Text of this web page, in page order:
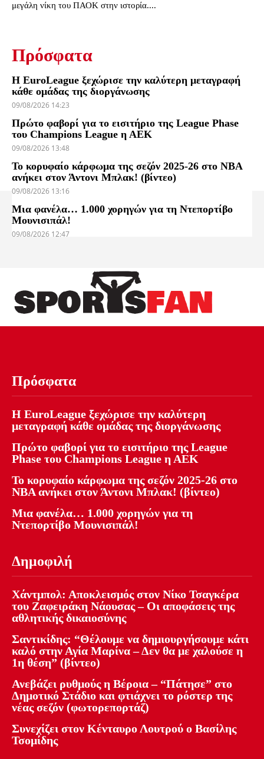
μεγάλη νίκη του ΠΑΟΚ στην ιστορία....
Πρόσφατα
Η EuroLeague ξεχώρισε την καλύτερη μεταγραφή
κάθε ομάδας της διοργάνωσης
09/08/2026 14:23
Πρώτο φαβορί για το εισιτήριο της League Phase
του Champions League η ΑΕΚ
09/08/2026 13:48
Το κορυφαίο κάρφωμα της σεζόν 2025-26 στο NBA
ανήκει στον Άντονι Μπλακ! (βίντεο)
09/08/2026 13:16
Μια φανέλα… 1.000 χορηγών για τη Ντεπορτίβο
Μουνισιπάλ!
09/08/2026 12:47
Πρόσφατα
Η EuroLeague ξεχώρισε την καλύτερη
μεταγραφή κάθε ομάδας της διοργάνωσης
Πρώτο φαβορί για το εισιτήριο της League
Phase του Champions League η ΑΕΚ
Το κορυφαίο κάρφωμα της σεζόν 2025-26 στο
NBA ανήκει στον Άντονι Μπλακ! (βίντεο)
Μια φανέλα… 1.000 χορηγών για τη
Ντεπορτίβο Μουνισιπάλ!
Δημοφιλή
Χάντμπολ: Αποκλεισμός στον Νίκο Τσαγκέρα
του Ζαφειράκη Νάουσας – Οι αποφάσεις της
αθλητικής δικαιοσύνης
Σαντικίδης: “Θέλουμε να δημιουργήσουμε κάτι
καλό στην Αγία Μαρίνα – Δεν θα με χαλούσε η
1η θέση” (βίντεο)
Ανεβάζει ρυθμούς η Βέροια – “Πάτησε” στο
Δημοτικό Στάδιο και φτιάχνει το ρόστερ της
νέας σεζόν (φωτορεπορτάζ)
Συνεχίζει στον Κένταυρο Λουτρού ο Βασίλης
Τσομίδης